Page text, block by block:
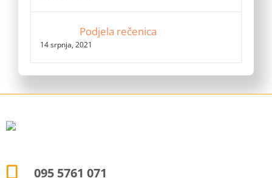
Podjela rečenica
14 srpnja, 2021
095 5761 071